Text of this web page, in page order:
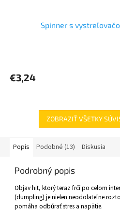
Spinner s
€3,24
ZOBRAZIŤ VŠETKY
Popis Podobné (13) Diskusia
Podrobný popis
Objav hit, ktorý teraz frčí po celom
(dumpling) je nielen neodolateľne
pomáha odbúrať stres a napätie.